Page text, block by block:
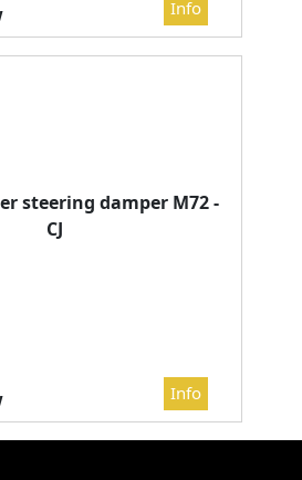
steering damper M72 -
CJ